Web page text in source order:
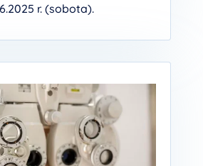
r. (sobota).